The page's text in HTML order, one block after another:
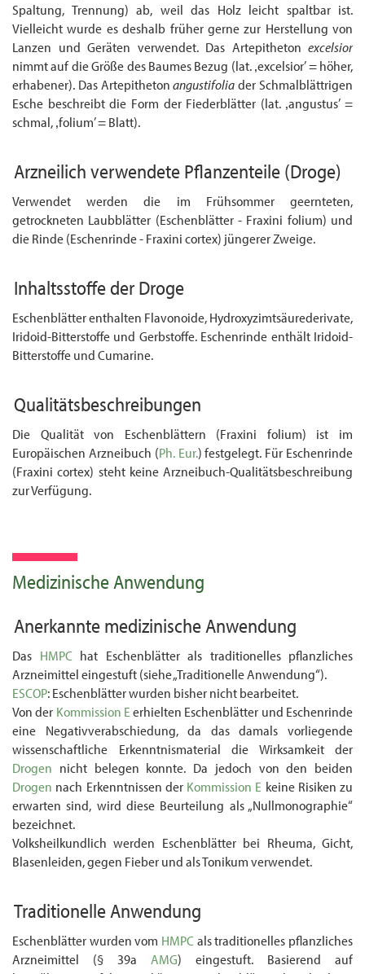
Spaltung, Trennung) ab, weil das Holz leicht spaltbar ist.
Vielleicht wurde es deshalb früher gerne zur Herstellung von
Lanzen und Geräten verwendet. Das Artepitheton excelsior
nimmt auf die Größe des Baumes Bezug (lat. ‚excelsior’ = höher,
erhabener). Das Artepithetonangustifoliader Schmalblättrigen
Esche beschreibt die Form der Fiederblätter (lat. ‚angustus’ =
schmal, ‚folium’ = Blatt).
Arzneilich verwendete Pflanzenteile (Droge)
Verwendet werden die im Frühsommer geernteten,
getrockneten Laubblätter (Eschen­blätter - Fraxini folium) und
die Rinde (Eschenrinde - Fraxini cortex) jüngerer Zweige.
Inhaltsstoffe der Droge
Eschenblätter enthalten Flavonoide, Hydroxyzimtsäurederivate,
Iridoid-Bitterstoffe und Gerbstoffe. Eschenrinde enthält Iridoid-
Bitterstoffe und Cumarine.
Qualitätsbeschreibungen
Die Qualität von Eschenblättern (Fraxini folium) ist im
Europäischen Arzneibuch (Ph. Eur.) festgelegt. Für Eschenrinde
(Fraxini cortex) steht keine Arzneibuch-Qualitätsbeschreibung
zur Verfügung.
Medizinische Anwendung
Anerkannte medizinische Anwendung
Das HMPChat Eschenblätter als traditionelles pflanzliches
Arzneimittel eingestuft (siehe „Traditionelle Anwendung“).
ESCOP: Eschenblätter wurden bisher nicht bearbeitet.
Von der Kommission Eerhielten Eschenblätter und Eschenrinde
eine Negativ­verab­schiedung, da das damals vorliegende
wissenschaftliche Erkenntnismaterial die Wirk­samkeit der
Drogen nicht belegen konnte. Da jedoch von den beiden
Drogen nach Erkenntnissen der Kommission E keine Risiken zu
erwarten sind, wird diese Beurteilung als „Nullmonographie“
bezeichnet.
Volksheilkundlich werden Eschenblätter bei Rheuma, Gicht,
Blasenleiden, gegen Fieber und als Tonikum verwendet.
Traditionelle Anwendung
Eschenblätter wurden vom HMPCals traditionelles pflanzliches
Arzneimittel (§ 39a AMG) eingestuft. Basierend auf